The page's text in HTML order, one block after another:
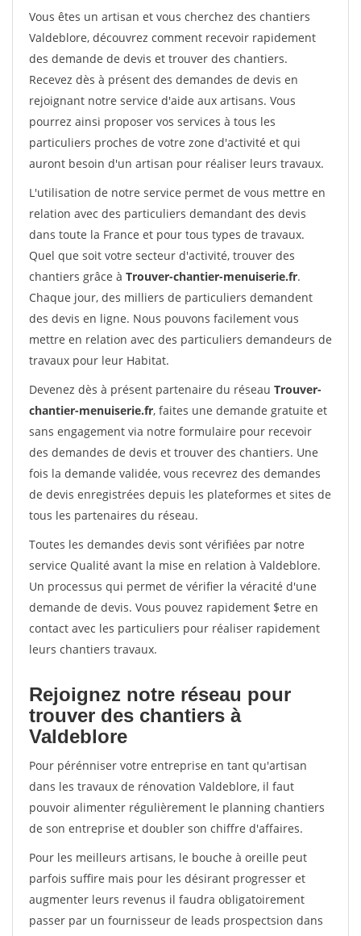
Vous êtes un artisan et vous cherchez des chantiers
Valdeblore, découvrez comment recevoir rapidement
des demande de devis et trouver des chantiers.
Recevez dès à présent des demandes de devis en
rejoignant notre service d'aide aux artisans. Vous
pourrez ainsi proposer vos services à tous les
particuliers proches de votre zone d'activité et qui
auront besoin d'un artisan pour réaliser leurs travaux.
L'utilisation de notre service permet de vous mettre en
relation avec des particuliers demandant des devis
dans toute la France et pour tous types de travaux.
Quel que soit votre secteur d'activité, trouver des
chantiers grâce à Trouver-chantier-menuiserie.fr.
Chaque jour, des milliers de particuliers demandent
des devis en ligne. Nous pouvons facilement vous
mettre en relation avec des particuliers demandeurs de
travaux pour leur Habitat.
Devenez dès à présent partenaire du réseau Trouver-
chantier-menuiserie.fr, faites une demande gratuite et
sans engagement via notre formulaire pour recevoir
des demandes de devis et trouver des chantiers. Une
fois la demande validée, vous recevrez des demandes
de devis enregistrées depuis les plateformes et sites de
tous les partenaires du réseau.
Toutes les demandes devis sont vérifiées par notre
service Qualité avant la mise en relation à Valdeblore.
Un processus qui permet de vérifier la véracité d'une
demande de devis. Vous pouvez rapidement $etre en
contact avec les particuliers pour réaliser rapidement
leurs chantiers travaux.
Rejoignez notre réseau pour
trouver des chantiers à
Valdeblore
Pour pérénniser votre entreprise en tant qu'artisan
dans les travaux de rénovation Valdeblore, il faut
pouvoir alimenter régulièrement le planning chantiers
de son entreprise et doubler son chiffre d'affaires.
Pour les meilleurs artisans, le bouche à oreille peut
parfois suffire mais pour les désirant progresser et
augmenter leurs revenus il faudra obligatoirement
passer par un fournisseur de leads prospectsion dans